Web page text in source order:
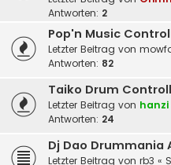
Antworten: 2
Pop'n Music
Letzter Beitrag von
Antworten: 82
Taiko Drum
Letzter Beitrag von hanzi
Antworten: 24
Dj Dao Drummania
Letzter Beitrag von rb3 «